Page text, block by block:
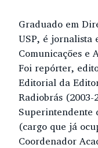
Graduado em
USP, é jornalista
Comunicações e
Foi repórter,
Editorial da
Radiobrás (2003-
Superintendente
(cargo que já
Coordenador